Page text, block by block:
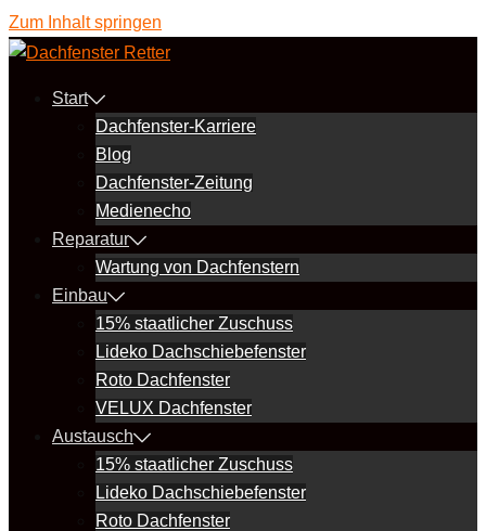
Zum Inhalt springen
Start
Dachfenster-Karriere
Blog
Dachfenster-Zeitung
Medienecho
Reparatur
Wartung von Dachfenstern
Einbau
15% staatlicher Zuschuss
Lideko Dachschiebefenster
Roto Dachfenster
VELUX Dachfenster
Austausch
15% staatlicher Zuschuss
Lideko Dachschiebefenster
Roto Dachfenster